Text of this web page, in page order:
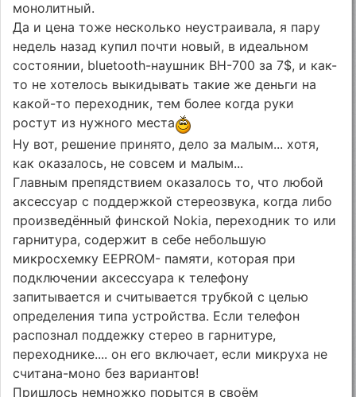
монолитный.
Да и цена тоже несколько неустраивала, я пару
недель назад купил почти новый, в идеальном
состоянии, bluetooth-наушник BH-700 за 7$, и как-
то не хотелось выкидывать такие же деньги на
какой-то переходник, тем более когда руки
ростут из нужного места
Ну вот, решение принято, дело за малым... хотя,
как оказалось, не совсем и малым...
Главным препядствием оказалось то, что любой
аксессуар с поддержкой стереозвука, когда либо
произведённый финской Nokia, переходник то или
гарнитура, содержит в себе небольшую
микросхемку EEPROM- памяти, которая при
подключении аксессуара к телефону
запитывается и считывается трубкой с целью
определения типа устройства. Если телефон
распознал поддежку стерео в гарнитуре,
переходнике.... он его включает, если микруха не
считана-моно без вариантов!
Пришлось немножко порытся в своём